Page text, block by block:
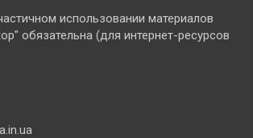
использовании материалов
обязательна (для интернет-ресурсов